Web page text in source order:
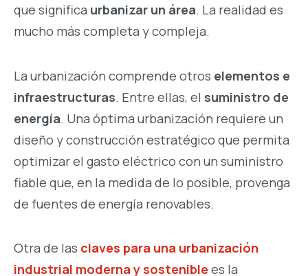
que significa urbanizar un área. La realidad es
mucho más completa y compleja.
La urbanización comprende otros elementos e
infraestructuras. Entre ellas, el suministro de
energía. Una óptima urbanización requiere un
diseño y construcción estratégico que permita
optimizar el gasto eléctrico con un suministro
fiable que, en la medida de lo posible, provenga
de fuentes de energía renovables.
Otra de las claves para una urbanización
industrial moderna y sostenible es la